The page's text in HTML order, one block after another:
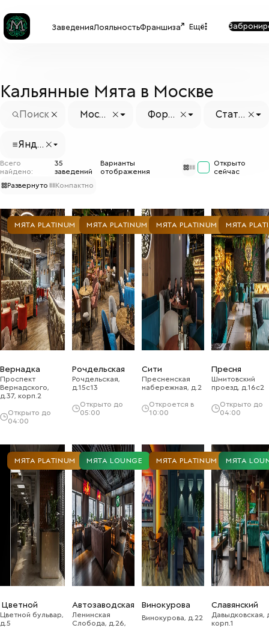
ЗаведенияЛояльностьФраншиза Ещё
Кальянные Мята в Москве
Москв
Форм
Стату
Янде
к
Всего
найдено:
35
заведений
Варианты
отображения
Открыто
сейчас
Развернуто
Компактно
МЯТА PLATINUM
Вернадка
Проспект
Вернадского,
д.37, корп.2
Открыто до
04:00
МЯТА PLATINUM
Рочдельская
Рочдельская,
д.15с13
Открыто до
05:00
МЯТА PLATINUM
Сити
Пресненская
набережная, д.2
Откроется в
10:00
МЯТА
Пресня
Шмитовский
проезд, д.16с2
Открыто до
04:00
МЯТА PLATINUM
Цветной
Цветной бульвар,
д.5
МЯТА LOUNGE
Автозаводская
Ленинская
Слобода, д.26,
МЯТА PLATINUM
Винокурова
Винокурова, д.22
МЯТА
Славянский
Давыдковская,
корп.1